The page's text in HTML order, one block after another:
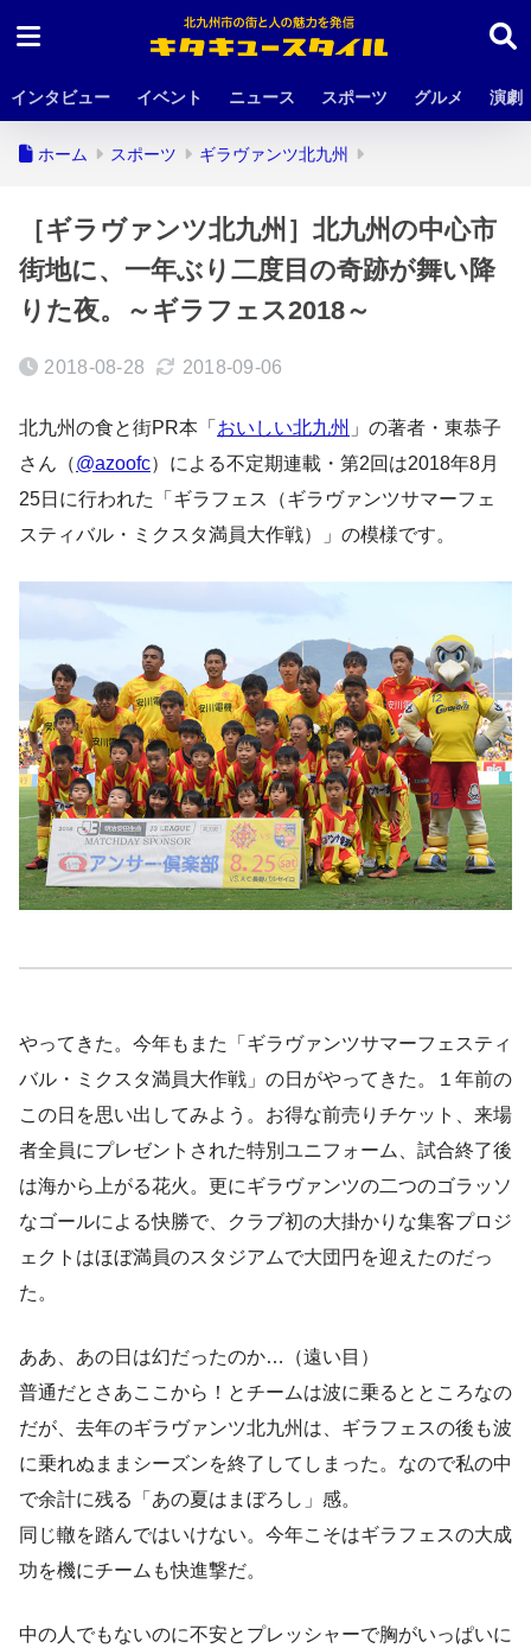
インタビュー イベント ニュース スポーツ グルメ 演劇
ホーム スポーツ ギラヴァンツ北九州
［ギラヴァンツ北九州］北九州の中心市
街地に、一年ぶり二度目の奇跡が舞い降
りた夜。～ギラフェス2018～
2018-08-28 2018-09-06
北九州の食と街PR本「 おいしい北九州 」の著者・東恭子
さん（@azoofc）による不定期連載・第2回は2018年8月
25日に行われた「ギラフェス（ギラヴァンツサマーフェ
スティバル・ミクスタ満員大作戦）」の模様です。
やってきた。今年もまた「ギラヴァンツサマーフェスティ
バル・ミクスタ満員大作戦」の日がやってきた。１年前の
この日を思い出してみよう。お得な前売りチケット、来場
者全員にプレゼントされた特別ユニフォーム、試合終了後
は海から上がる花火。更にギラヴァンツの二つのゴラッソ
なゴールによる快勝で、クラブ初の大掛かりな集客プロジ
ェクトはほぼ満員のスタジアムで大団円を迎えたのだっ
た。
ああ、あの日は幻だったのか…（遠い目）
普通だとさあここから！とチームは波に乗るとところなの
だが、去年のギラヴァンツ北九州は、ギラフェスの後も波
に乗れぬままシーズンを終了してしまった。なので私の中
で余計に残る「あの夏はまぼろし」感。
同じ轍を踏んではいけない。今年こそはギラフェスの大成
功を機にチームも快進撃だ。
中の人でもないのに不安とプレッシャーで胸がいっぱいに